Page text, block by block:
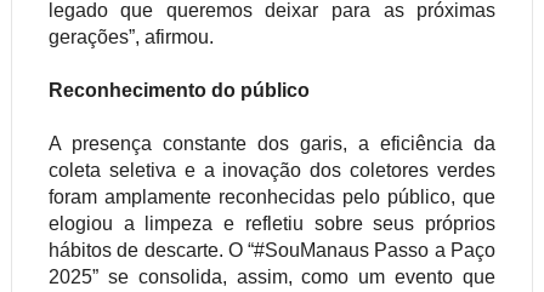
legado que queremos deixar para as próximas
gerações”, afirmou.
Reconhecimento do público
A presença constante dos garis, a eficiência da
coleta seletiva e a inovação dos coletores verdes
foram amplamente reconhecidas pelo público, que
elogiou a limpeza e refletiu sobre seus próprios
hábitos de descarte. O “#SouManaus Passo a Paço
2025” se consolida, assim, como um evento que